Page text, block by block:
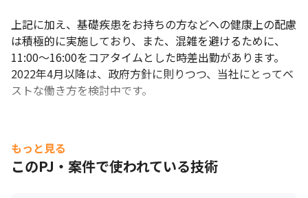
上記に加え、基礎疾患をお持ちの方などへの健康上の配慮
は積極的に実施しており、また、混雑を避けるために、
11:00～16:00をコアタイムとした時差出勤があります。
2022年4月以降は、政府方針に則りつつ、当社にとってベ
ストな働き方を検討中です。
もっと見る
このPJ・案件で使われている技術